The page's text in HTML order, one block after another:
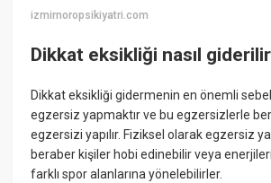
izmirnoropsikiyatri.com
Dikkat eksikliği nasıl
Dikkat eksikliği gidermenin en önemli
egzersiz yapmaktır ve bu egzersizlerle
egzersizi yapılır. Fiziksel olarak egzersiz
beraber kişiler hobi edinebilir veya
farklı spor alanlarına yönelebilirler.